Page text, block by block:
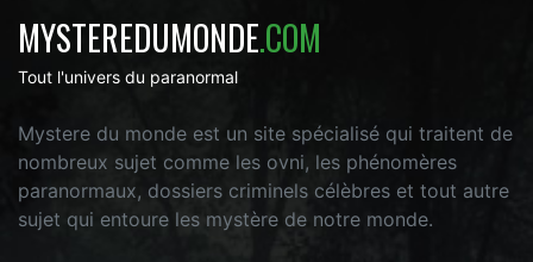
MYSTEREDUMONDE.COM
Tout l'univers du paranormal
Mystere du monde est un site spécialisé qui traitent de
nombreux sujet comme les ovni, les phénomères
paranormaux, dossiers criminels célèbres et tout autre
sujet qui entoure les mystère de notre monde.